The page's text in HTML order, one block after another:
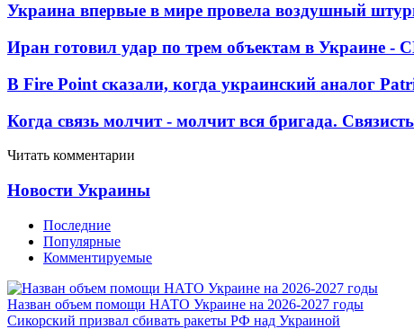
Украина впервые в мире провела воздушный
Иран готовил удар по трем объектам в Украине -
В Fire Point сказали, когда украинский аналог
Когда связь молчит - молчит вся бригада.
Читать комментарии
Новости Украины
Последние
Популярные
Комментируемые
Назван объем помощи НАТО Украине на 2026-2027 годы
Сикорский призвал сбивать ракеты РФ над Украиной